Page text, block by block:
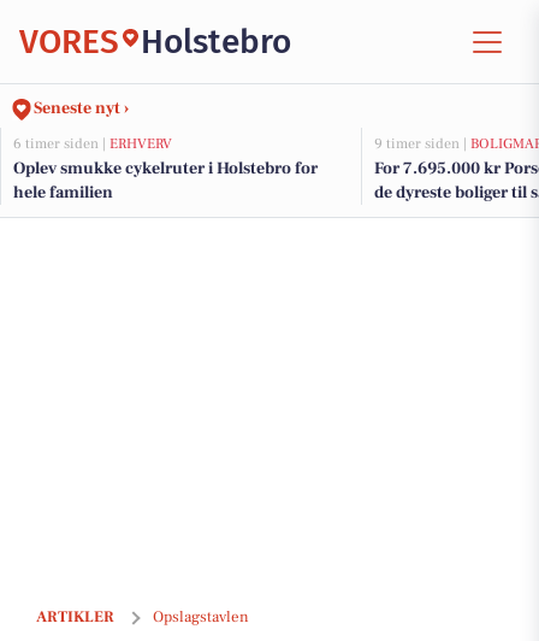
VORES Holstebro
Seneste nyt ›
6 timer siden | ERHVERV
Oplev smukke cykelruter i Holstebro for
hele familien
9 timer siden |
For 7.695.000 kr
de dyreste boliger til
ARTIKLER Opslagstavlen
Opdatér dig her: Det nyeste fra Holstebro